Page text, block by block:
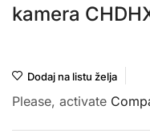
kamera
Dodaj na listu želja
Please, activate